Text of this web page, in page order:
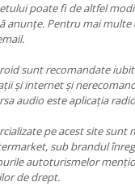
poate fi de altfel
anunțe. Pentru mai multe
sunt recomandate
și internet și
audio este aplicația
pe acest site sunt
sub brandul
autoturismelor
de drept.